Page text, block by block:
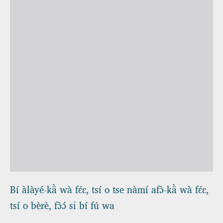
Bí àlàyé-kã̀ wà fɛ́ɛ, tsí o tse nàmí afɔ̀-kã̀ wà fɛ́ɛ,
tsí o bèrè, fɔ̀ɔ́ si bí fú wa